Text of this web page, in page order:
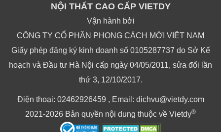
NỘI THẤT CAO CẤP VIETDY
Vận hành bởi
CÔNG TY CỔ PHẦN PHONG CÁCH MỚI VIỆT NAM
Giấy phép đăng ký kinh doanh số 0105287737 do Sở Kế
hoạch và Đầu tư Hà Nội cấp ngày 04/05/2011, sửa đổi lần
thứ 3, 12/10/2017.
Điện thoại: 02462926459 , Email: dichvu@vietdy.com
2021-2026 Bản quyền nội dung thuộc về Vietdy®